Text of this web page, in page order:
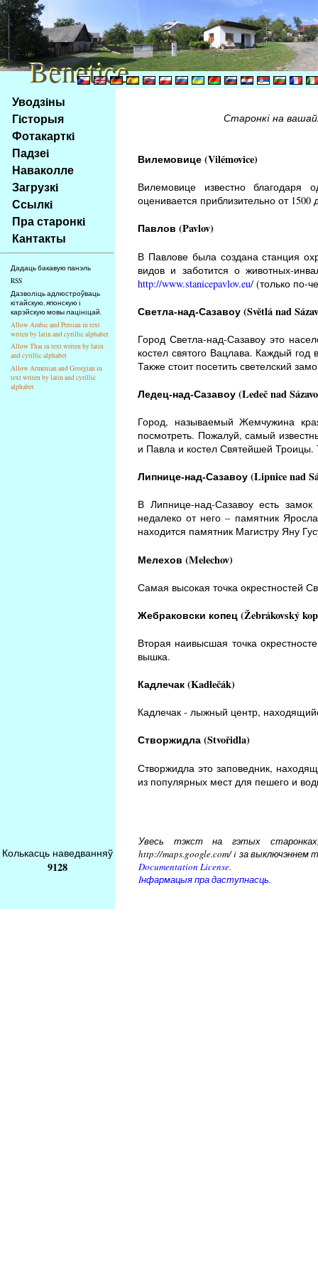
Na
obsah
stránky
Klávesové
zkratky
tomto
webu
základní
Hlavní
strana
Уводзiны
Гiсторыя
Фотакарткi
Падзеi
Наваколле
Загрузкi
Ссылкi
Пра старонкi
Кантакты
Дадаць бакавую панэль
RSS
Дазволiць адлюстроўваць
кiтайскую, японскую i
карэйскую мовы лацiнiцай.
Allow Arabic and Persian in text
writen by latin and cyrillic alphabet
Allow Thai in text writen by latin
and cyrillic alphabet
Allow Armenian and Georgian in
text writen by latin and cyrillic
alphabet
Старонкi на
Вилемовице (Vilémovice)
Вилемовице известно благодаря
оценивается приблизительно от 1500
Павлов (Pavlov)
В Павлове была создана станция
видов и заботится о животных-
http://www.stanicepavlov.eu/ (только по-
Светла-над-Сазавоу (Světlá nad
Город Светла-над-Сазавоу это
костел святого Вацлава. Каждый год
Также стоит посетить светелский
Ледец-над-Сазавоу (Ledeč nad
Город, называемый Жемчужина
посмотреть. Пожалуй, самый
и Павла и костел Святейшей Троицы.
Липнице-над-Сазавоу (Lipnice nad
В Липнице-над-Сазавоу есть
недалеко от него – памятник
находится памятник Магистру Яну
Мелехов (Melechov)
Самая высокая точка окрестностей
Жебраковски копец (Žebrákovský
Вторая наивысшая точка
вышка.
Кадлечак (Kadlečák)
Кадлечак - лыжный центр,
Створжидла (Stvořidla)
Створжидла это заповедник,
из популярных мест для пешего и
Колькасць наведванняў
9128
Увесь тэкст на гэтых
http://maps.google.com/ i за
Documentation License.
Iнфармацыя пра даступнасць.
Benetice
Benetice